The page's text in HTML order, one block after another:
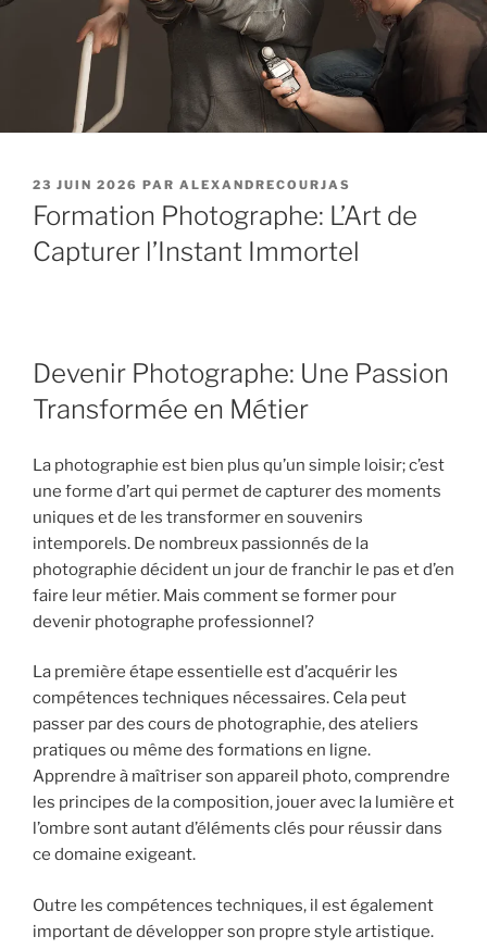
PUBLIÉ
LE
23 JUIN 2026 PAR ALEXANDRECOURJAS
Formation Photographe: L’Art de
Capturer l’Instant Immortel
Devenir Photographe: Une Passion
Transformée en Métier
La photographie est bien plus qu’un simple loisir; c’est
une forme d’art qui permet de capturer des moments
uniques et de les transformer en souvenirs
intemporels. De nombreux passionnés de la
photographie décident un jour de franchir le pas et d’en
faire leur métier. Mais comment se former pour
devenir photographe professionnel?
La première étape essentielle est d’acquérir les
compétences techniques nécessaires. Cela peut
passer par des cours de photographie, des ateliers
pratiques ou même des formations en ligne.
Apprendre à maîtriser son appareil photo, comprendre
les principes de la composition, jouer avec la lumière et
l’ombre sont autant d’éléments clés pour réussir dans
ce domaine exigeant.
Outre les compétences techniques, il est également
important de développer son propre style artistique.